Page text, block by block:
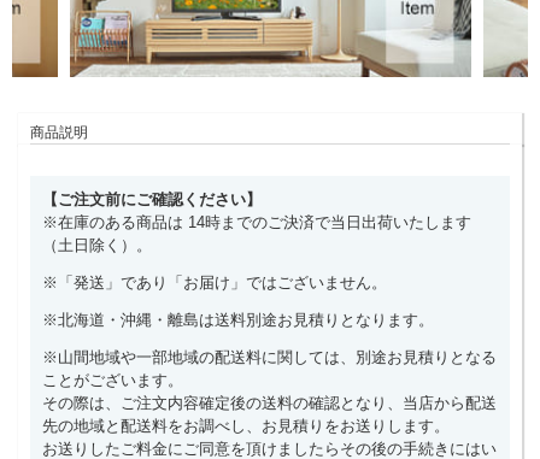
商品説明
【ご注文前にご確認ください】
※在庫のある商品は 14時までのご決済で当日出荷いたします
（土日除く）。
※「発送」であり「お届け」ではございません。
※北海道・沖縄・離島は送料別途お見積りとなります。
※山間地域や一部地域の配送料に関しては、別途お見積りとなる
ことがございます。
その際は、ご注文内容確定後の送料の確認となり、当店から配送
先の地域と配送料をお調べし、お見積りをお送りします。
お送りしたご料金にご同意を頂けましたらその後の手続きにはい